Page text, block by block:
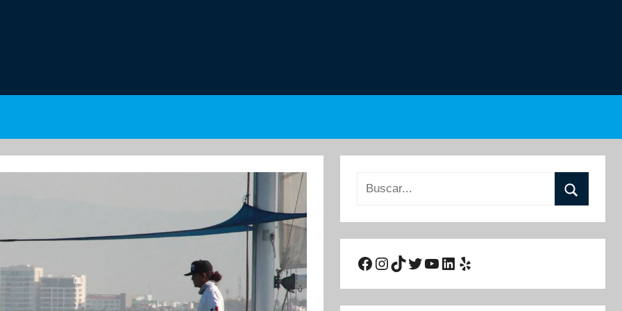
Buscar:
Facebook
Instagram
TikTok
Twitter
YouTube
LinkedIn
Yelp